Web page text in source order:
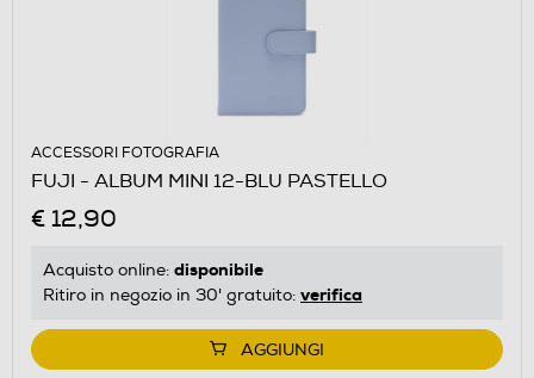
ACCESSORI FOTOGRAFIA
FUJI - ALBUM MINI 12-BLU PASTELLO
€ 12,90
Acquisto online: disponibile
Ritiro in negozio in 30' gratuito: verifica
AGGIUNGI